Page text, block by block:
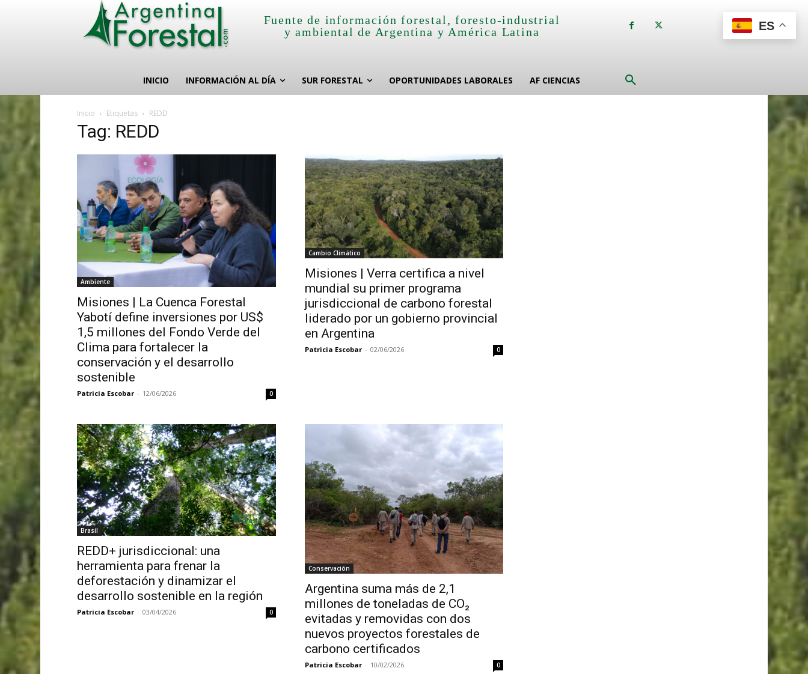
Fuente de información forestal, foresto-industrial
y ambiental de Argentina y América Latina
INICIO INFORMACIÓN AL DÍA SUR FORESTAL OPORTUNIDADES LABORALES AF CIENCIAS
Inicio Etiquetas REDD
Tag: REDD
Ambiente
Misiones | La Cuenca Forestal
Yabotí define inversiones por US$
1,5 millones del Fondo Verde del
Clima para fortalecer la
conservación y el desarrollo
sostenible
Patricia Escobar - 12/06/2026 0
Cambio Climático
Misiones | Verra certifica a nivel
mundial su primer programa
jurisdiccional de carbono forestal
liderado por un gobierno provincial
en Argentina
Patricia Escobar - 02/06/2026 0
Brasil
REDD+ jurisdiccional: una
herramienta para frenar la
deforestación y dinamizar el
desarrollo sostenible en la región
Patricia Escobar - 03/04/2026 0
Conservación
Argentina suma más de 2,1
millones de toneladas de CO₂
evitadas y removidas con dos
nuevos proyectos forestales de
carbono certificados
Patricia Escobar - 10/02/2026 0
ES